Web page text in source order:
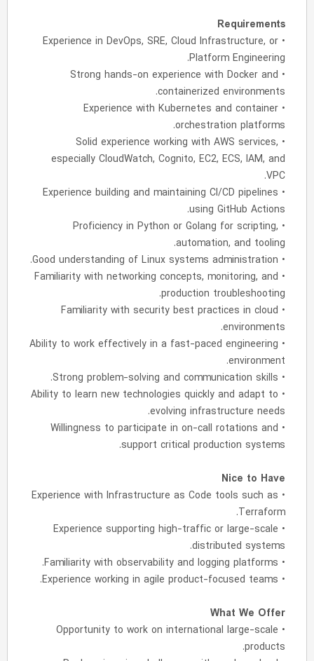
Requirements
• Experience in DevOps, SRE, Cloud Infrastructure, or
Platform Engineering.
• Strong hands-on experience with Docker and
containerized environments.
• Experience with Kubernetes and container
orchestration platforms.
• Solid experience working with AWS services,
especially CloudWatch, Cognito, EC2, ECS, IAM, and
VPC.
• Experience building and maintaining CI/CD pipelines
using GitHub Actions.
• Proficiency in Python or Golang for scripting,
automation, and tooling.
• Good understanding of Linux systems administration.
• Familiarity with networking concepts, monitoring, and
production troubleshooting.
• Familiarity with security best practices in cloud
environments.
• Ability to work effectively in a fast-paced engineering
environment.
• Strong problem-solving and communication skills.
• Ability to learn new technologies quickly and adapt to
evolving infrastructure needs.
• Willingness to participate in on-call rotations and
support critical production systems.
Nice to Have
• Experience with Infrastructure as Code tools such as
Terraform.
• Experience supporting high-traffic or large-scale
distributed systems.
• Familiarity with observability and logging platforms.
• Experience working in agile product-focused teams.
What We Offer
• Opportunity to work on international large-scale
products.